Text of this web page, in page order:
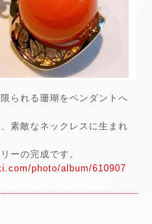
られる珊瑚をペンダントへ
素敵なネックレスに生まれ
ーの完成です。
photo/album/610907